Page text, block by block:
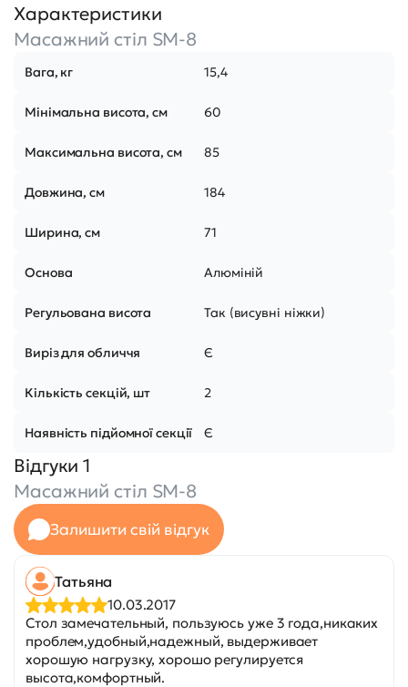
Характеристики
Масажний стіл SM-8
Вага, кг 15,4
Мінімальна висота, см 60
Максимальна висота, см 85
Довжина, см 184
Ширина, см 71
Основа Алюміній
Регульована висота Так (висувні ніжки)
Виріз для обличчя Є
Кількість секцій, шт 2
Наявність підйомної секції Є
Відгуки 1
Масажний стіл SM-8
Залишити свій відгук
Татьяна
10.03.2017
Стол замечательный, пользуюсь уже 3 года,никаких
проблем,удобный,надежный, выдерживает
хорошую нагрузку, хорошо регулируется
высота,комфортный.